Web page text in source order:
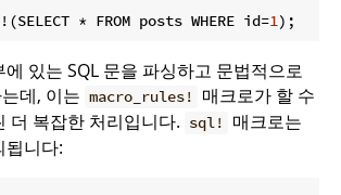
* FROM posts WHERE id=1);
있는 SQL 문을 파싱하고 문법적으로
데, 이는 macro_rules!
매크로가 할 수
더 복잡한 처리입니다. sql!
매크로는
됩니다: